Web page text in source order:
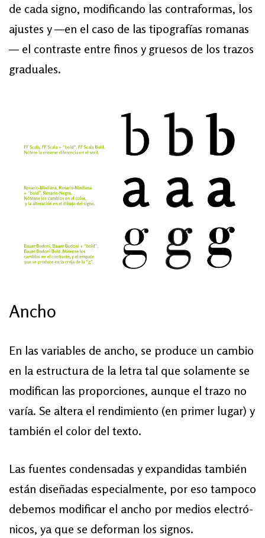
de ca­da sig­no, modifican­do las contraformas, los
ajus­tes y —en el ca­so de las ti­po­gra­fías ro­ma­nas
— el con­tras­te en­tre finos y grue­sos de los trazos
graduales.
An­cho
En las va­ria­bles de an­cho, se pro­du­ce un cam­bio
en la es­truc­tu­ra de la le­tra tal que so­la­men­te se
mo­difican las pro­por­cio­nes, aun­que el tra­zo no
va­ría. Se al­te­ra el ren­di­mien­to (en pri­mer lu­gar) y
tam­bién el co­lor del tex­to.
Las fuen­tes con­den­sa­das y ex­pan­di­das tam­bién
es­tán di­se­ña­das es­pe­cial­men­te, por eso tam­po­co
de­be­mos mo­di­ficar el an­cho por me­dios elec­tró­
ni­cos, ya que se de­for­man los sig­nos.